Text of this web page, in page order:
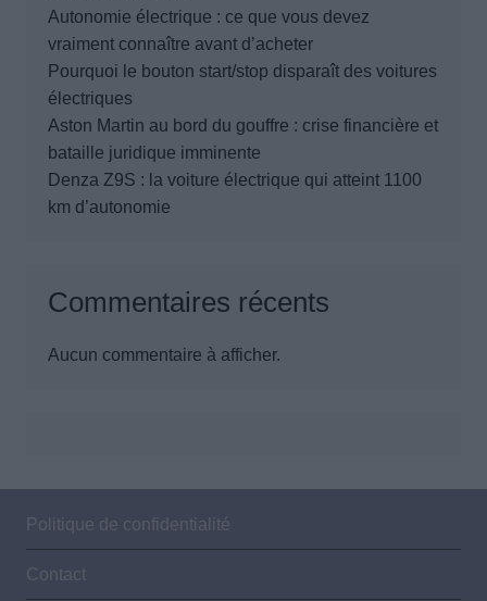
Autonomie électrique : ce que vous devez
vraiment connaître avant d’acheter
Pourquoi le bouton start/stop disparaît des voitures
électriques
Aston Martin au bord du gouffre : crise financière et
bataille juridique imminente
Denza Z9S : la voiture électrique qui atteint 1100
km d’autonomie
Commentaires récents
Aucun commentaire à afficher.
Politique de confidentialité
Contact